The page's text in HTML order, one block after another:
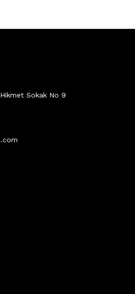
Sokak No 9